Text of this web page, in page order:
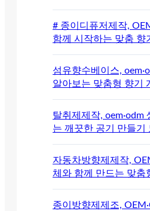
# 종이디퓨저제작,
함께 시작하는 맞춤 향
섬유향수베이스,
알아보는 맞춤형 향기
탈취제제작, oem·odm
는 깨끗한 공기 만들기
자동차방향제제작,
체와 함께 만드는 맞춤
종이방향제제조,